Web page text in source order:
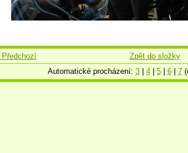
Zpět do složky
Automatické procházení: 3| 4| 5| 6| 7